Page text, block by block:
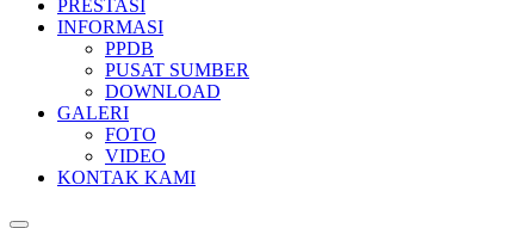
PRESTASI
INFORMASI
PPDB
PUSAT SUMBER
DOWNLOAD
GALERI
FOTO
VIDEO
KONTAK KAMI